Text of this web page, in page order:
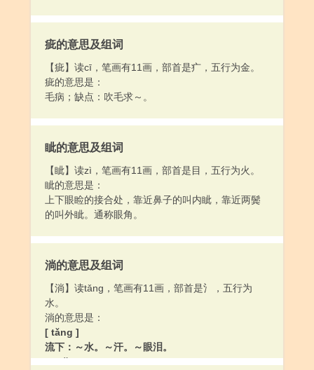
疵的意思及组词
【疵】读cī，笔画有11画，部首是疒，五行为金。
疵的意思是：
毛病；缺点：吹毛求～。
眦的意思及组词
【眦】读zì，笔画有11画，部首是目，五行为火。
眦的意思是：
上下眼睑的接合处，靠近鼻子的叫内眦，靠近两鬓
的叫外眦。通称眼角。
淌的意思及组词
【淌】读tǎng，笔画有11画，部首是氵，五行为
水。
淌的意思是：
[ tǎng ]
流下：～水。～汗。～眼泪。
[ chǎng ]